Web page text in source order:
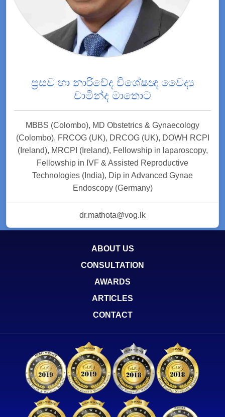
ප්‍රසව හා නාරිවේද විශේෂඥ වෛද්‍ය
චාමින්ද මාතොට
MBBS (Colombo), MD Obstetrics & Gynaecology
(Colombo), FRCOG (UK), DRCOG (UK), DOWH RCPI
(Ireland), MRCPI (Ireland), Fellowship in laparoscopy,
Fellowship in IVF & Assisted Reproductive
Technologies (India), Dip in Advanced Gynae
Endoscopy (Germany)
dr.mathota@vog.lk
ABOUT US
CONSULTATION
AWARDS
ARTICLES
CONTACT